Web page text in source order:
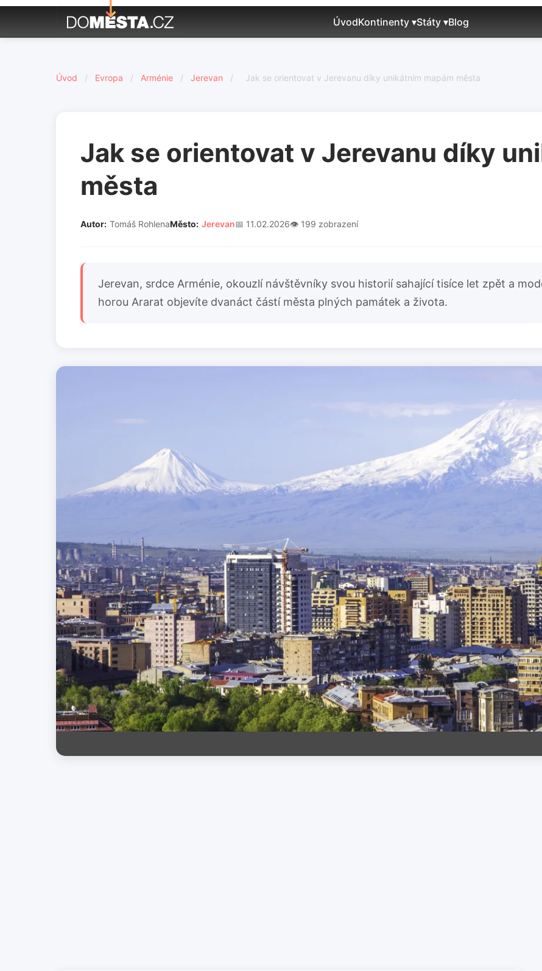
ÚvodKontinenty ▾Státy ▾Blog
Úvod / Evropa / Arménie / Jerevan / Jak se orientovat v Jerevanu díky unikátním mapám města
Jak se orientovat v Jerevanu díky
města
Autor: Tomáš RohlenaMěsto: Jerevan📅 11.02.2026👁️ 199 zobrazení
Jerevan, srdce Arménie, okouzlí návštěvníky svou historií sahající tisíce let zpět a
horou Ararat objevíte dvanáct částí města plných památek a života.